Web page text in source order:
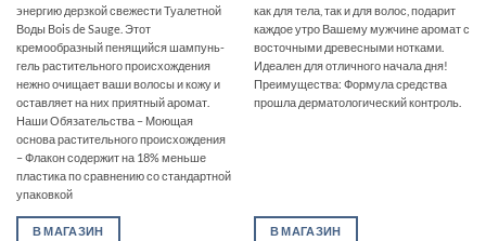
энергию дерзкой свежести Туалетной
Воды Bois de Sauge. Этот
кремообразный пенящийся шампунь-
гель растительного происхождения
нежно очищает ваши волосы и кожу и
оставляет на них приятный аромат.
Наши Обязательства – Моющая
основа растительного происхождения
– Флакон содержит на 18% меньше
пластика по сравнению со стандартной
упаковкой
В МАГАЗИН
как для тела, так и для волос, подарит
каждое утро Вашему мужчине аромат с
восточными древесными нотками.
Идеален для отличного начала дня!
Преимущества: Формула средства
прошла дерматологический контроль.
В МАГАЗИН